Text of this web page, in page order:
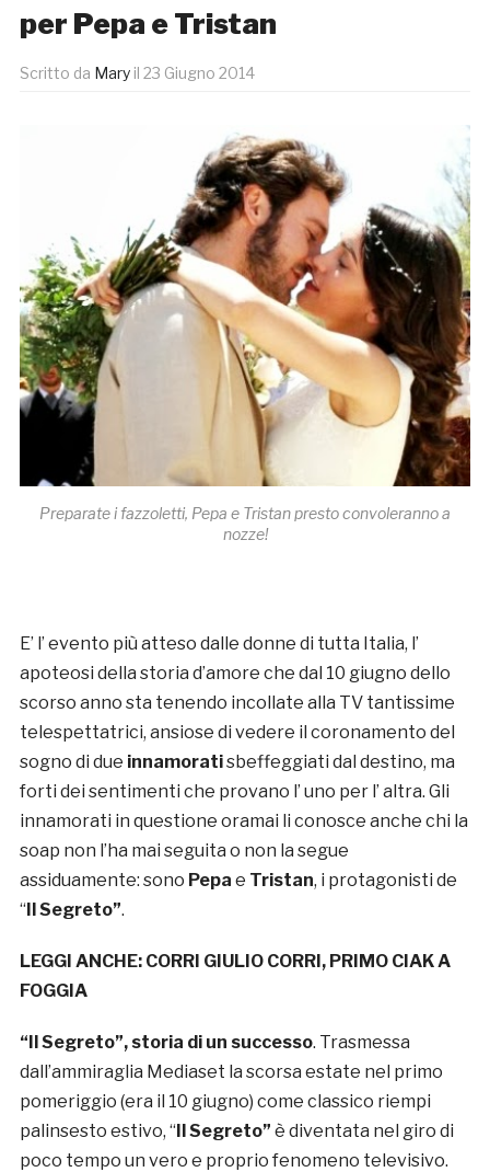
per Pepa e Tristan
Scritto da Mary il 23 Giugno 2014
Preparate i fazzoletti, Pepa e Tristan presto convoleranno a
nozze!
E’ l’ evento più atteso dalle donne di tutta Italia, l’
apoteosi della storia d’amore che dal 10 giugno dello
scorso anno sta tenendo incollate alla TV tantissime
telespettatrici, ansiose di vedere il coronamento del
sogno di due innamoratisbeffeggiati dal destino, ma
forti dei sentimenti che provano l’ uno per l’ altra. Gli
innamorati in questione oramai li conosce anche chi la
soap non l’ha mai seguita o non la segue
assiduamente: sono Pepa e Tristan, i protagonisti de
“Il Segreto”.
LEGGI ANCHE: CORRI GIULIO CORRI, PRIMO CIAK A
FOGGIA
“Il Segreto”, storia di un successo. Trasmessa
dall’ammiraglia Mediaset la scorsa estate nel primo
pomeriggio (era il 10 giugno) come classico riempi
palinsesto estivo, “Il Segreto” è diventata nel giro di
poco tempo un vero e proprio fenomeno televisivo.